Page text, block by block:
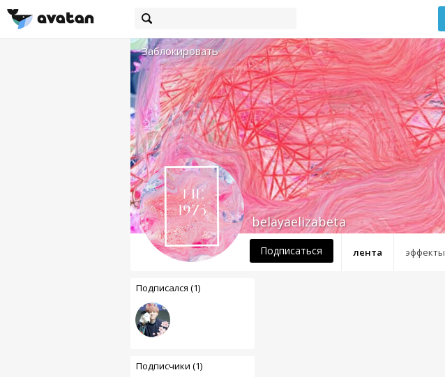
Заблокировать
лента эффекты
belayaelizabeta
Подписаться
Подписался (1)
Подписчики (1)